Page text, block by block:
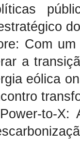
: Com um
a
eólica
to-X: